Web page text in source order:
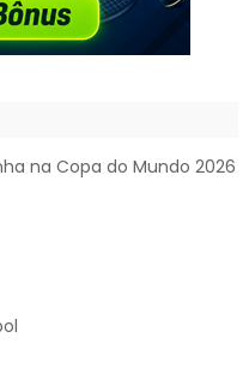
na Copa do Mundo 2026